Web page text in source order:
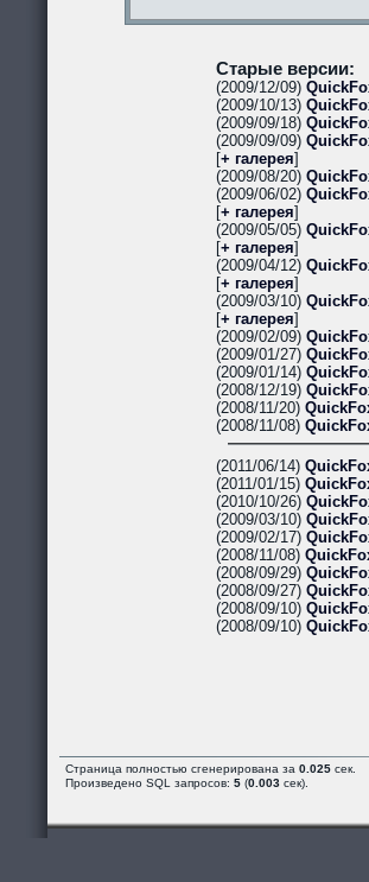
Старые версии:
(2009/12/09)
(2009/10/13)
(2009/09/18)
(2009/09/09)
[+ галерея]
(2009/08/20)
(2009/06/02)
[+ галерея]
(2009/05/05)
[+ галерея]
(2009/04/12)
[+ галерея]
(2009/03/10)
[+ галерея]
(2009/02/09)
(2009/01/27)
(2009/01/14)
(2008/12/19)
(2008/11/20)
(2008/11/08)
(2011/06/14)
(2011/01/15)
(2010/10/26)
(2009/03/10)
(2009/02/17)
(2008/11/08)
(2008/09/29)
(2008/09/27)
(2008/09/10)
(2008/09/10)
Страница полностью сгенерирована за 0.025 сек.
Произведено SQL запросов: 5 (0.003 сек).